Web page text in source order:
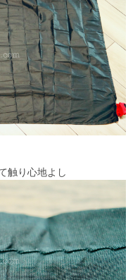
触り心地よし